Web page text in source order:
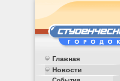
Главная
Новости